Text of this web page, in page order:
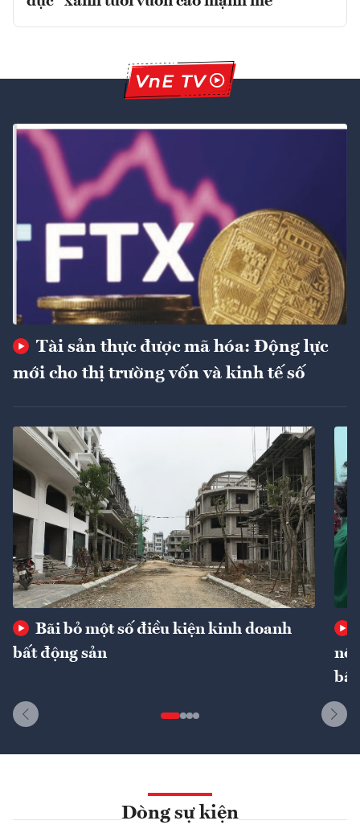
Tài sản thực được mã hóa: Động lực
mới cho thị trường vốn và kinh tế số
Bãi bỏ một số điều kiện kinh doanh
bất động sản
Dòng sự kiện